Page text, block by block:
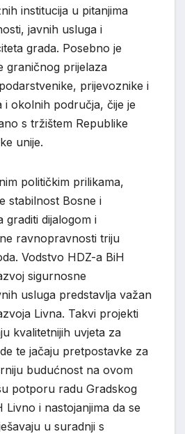
institucija u pitanjima
javnih usluga i
grada. Posebno je
graničnog prijelaza
prijevoznike i
i okolnih područja, čije je
s tržištem Republike
unije.
političkim prilikama,
stabilnost Bosne i
graditi dijalogom i
ravnopravnosti triju
Vodstvo HDZ-a BiH
sigurnosne
usluga predstavlja važan
Livna. Takvi projekti
kvalitetnijih uvjeta za
te jačaju pretpostavke za
budućnost na ovom
potporu radu Gradskog
Livno i nastojanjima da se
u suradnji s